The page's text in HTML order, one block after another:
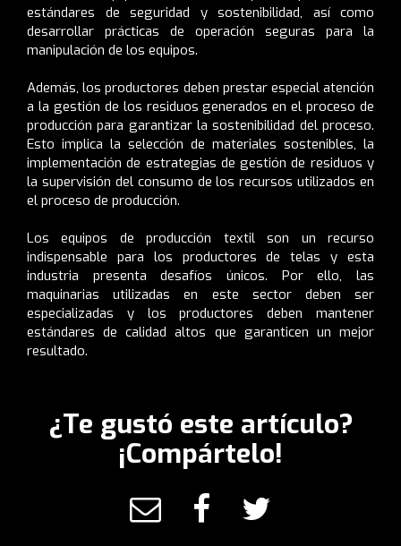
estándares de seguridad y sostenibilidad, así como
desarrollar prácticas de operación seguras para la
manipulación de los equipos.
Además, los productores deben prestar especial atención
a la gestión de los residuos generados en el proceso de
producción para garantizar la sostenibilidad del proceso.
Esto implica la selección de materiales sostenibles, la
implementación de estrategias de gestión de residuos y
la supervisión del consumo de los recursos utilizados en
el proceso de producción.
Los equipos de producción textil son un recurso
indispensable para los productores de telas y esta
industria presenta desafíos únicos. Por ello, las
maquinarias utilizadas en este sector deben ser
especializadas y los productores deben mantener
estándares de calidad altos que garanticen un mejor
resultado.
¿Te gustó este artículo?
¡Compártelo!